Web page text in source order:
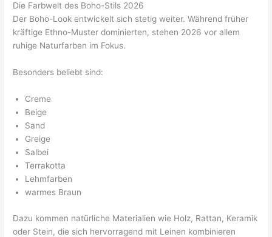
Die Farbwelt des Boho-Stils 2026
Der Boho-Look entwickelt sich stetig weiter. Während früher
kräftige Ethno-Muster dominierten, stehen 2026 vor allem
ruhige Naturfarben im Fokus.
Besonders beliebt sind:
Creme
Beige
Sand
Greige
Salbei
Terrakotta
Lehmfarben
warmes Braun
Dazu kommen natürliche Materialien wie Holz, Rattan, Keramik
oder Stein, die sich hervorragend mit Leinen kombinieren